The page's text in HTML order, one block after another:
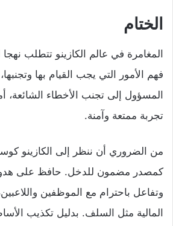
الختام
المغامرة في عالم الكازينو تتطلب نهجا
فهم الأمور التي يجب القيام بها
المسؤول إلى تجنب الأخطاء
تجربة ممتعة وآمنة.
من الضروري أن ننظر إلى الكازينو
كمصدر مضمون للدخل. حافظ على
وتفاعل باحترام مع الموظفين
المالية مثل السلف. بدليل تكذيب